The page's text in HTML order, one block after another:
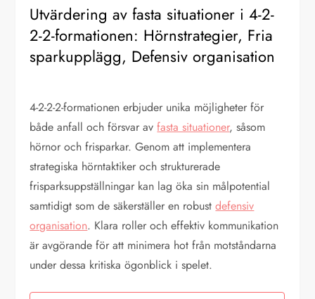
Utvärdering av fasta situationer i 4-2-
2-2-formationen: Hörnstrategier, Fria
sparkupplägg, Defensiv organisation
4-2-2-2-formationen erbjuder unika möjligheter för
både anfall och försvar avfasta situationer, såsom
hörnor och frisparkar. Genom att implementera
strategiska hörntaktiker och strukturerade
frisparksuppställningar kan lag öka sin målpotential
samtidigt som de säkerställer en robustdefensiv
organisation. Klara roller och effektiv kommunikation
är avgörande för att minimera hot från motståndarna
under dessa kritiska ögonblick i spelet.